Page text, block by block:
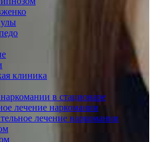
клиника
в стационаре
лечение наркомании
лечение наркомании